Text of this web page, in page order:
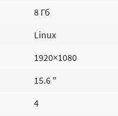
8 Гб
Linux
1920×1080
15.6 "
4